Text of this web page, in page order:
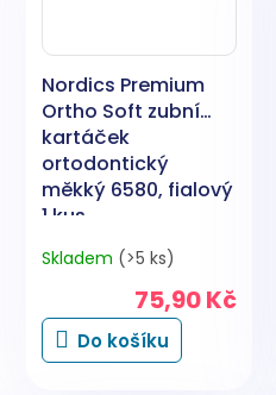
Nordics Premium
Ortho Soft zubní
kartáček
ortodontický
měkký 6580, fialový
1 kus
Skladem (>5 ks)
75,90 Kč
Do košíku